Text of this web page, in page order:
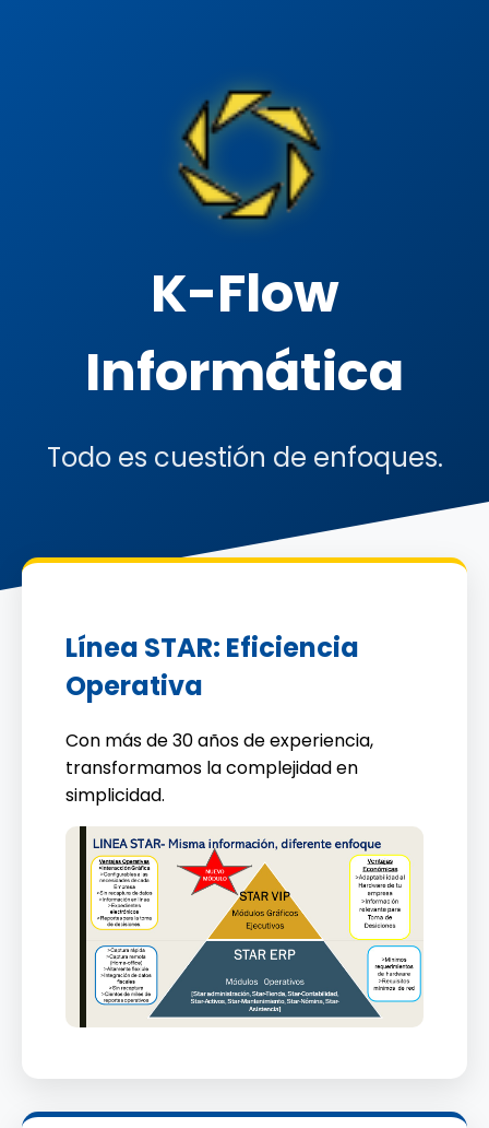
K-Flow
Informática
Todo es cuestión de enfoques.
Línea STAR: Eficiencia
Operativa
Con más de 30 años de experiencia,
transformamos la complejidad en
simplicidad.